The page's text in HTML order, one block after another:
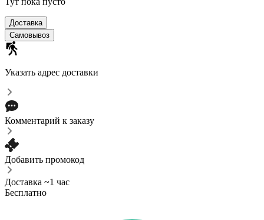
Доставка
Самовывоз
Указать адрес доставки
Комментарий к заказу
Добавить промокод
Доставка ~1 час
Бесплатно